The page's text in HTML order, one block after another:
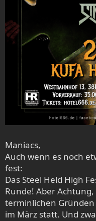
Maniacs,
Auch wenn es noch
fest:
Das Steel Held High
Runde! Aber
terminlichen Gründen
im März statt. Und